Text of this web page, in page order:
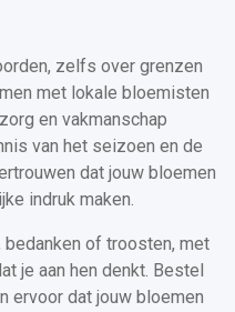
zelfs over grenzen
met lokale bloemisten
en vakmanschap
van het seizoen en de
dat jouw bloemen
indruk maken.
of troosten, met
je aan hen denkt. Bestel
ervoor dat jouw bloemen